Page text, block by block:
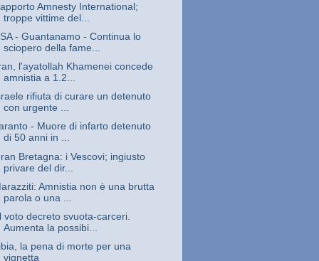
Amnesty International;
troppe vittime del...
- Guantanamo - Continua lo
sciopero della fame...
l'ayatollah Khamenei concede
amnistia a 1.2...
rifiuta di curare un detenuto
con urgente ...
- Muore di infarto detenuto
di 50 anni in ...
Bretagna: i Vescovi; ingiusto
privare del dir...
Amnistia non è una brutta
parola o una ...
voto decreto svuota-carceri.
Aumenta la possibi...
la pena di morte per una
vignetta